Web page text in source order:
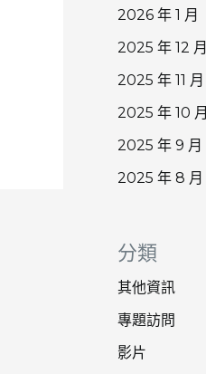
2026 年 1 月
2025 年 12 月
2025 年 11 月
2025 年 10 月
2025 年 9 月
2025 年 8 月
分類
其他資訊
專題訪問
影片